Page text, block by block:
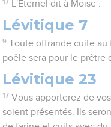
L'Eternel dit à Moïse :
Lévitique 7
9 Toute offrande cuite au
poêle sera pour le prêtre
Lévitique 23
17 Vous apporterez de
soient présentés. Ils